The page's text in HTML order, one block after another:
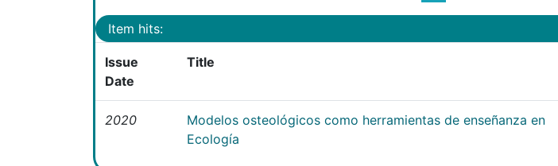
Item hits:
Issue
Date
Title
2020
Modelos osteológicos como herramientas de enseñanza en
Ecología